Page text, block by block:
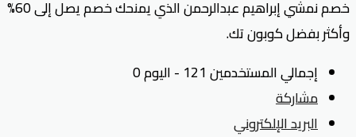
خصم نمشي إبراهيم عبدالرحمن الذي يمنحك خصم يصل إلى 60%
وأكثر بفضل كوبون تك.
إجمالي المستخدمين 121 - اليوم 0
مشاركة
البريد الإلكتروني